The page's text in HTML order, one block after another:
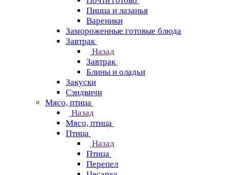
Пицца и лазанья
Вареники
Замороженные готовые блюда
Завтрак
Назад
Завтрак
Блины и оладьи
Закуски
Сэндвичи
Мясо, птица
Назад
Мясо, птица
Птица
Назад
Птица
Перепел